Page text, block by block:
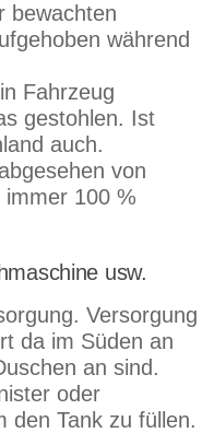
bewachten
während
Fahrzeug
gestohlen. Ist
auch.
von
100 %
usw.
Versorgung
da im Süden an
an sind.
oder
den Tank zu füllen.